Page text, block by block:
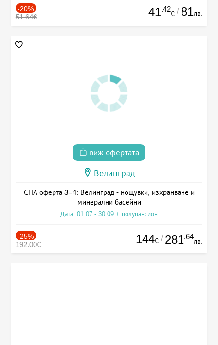
-20%
51.64€ 41.42
€ / 81лв.
виж офертата
Велинград
СПА оферта 3=4: Велинград - нощувки, изхранване и
минерални басейни
Дата: 01.07 - 30.09 + полупансион
-25%
192.00€ 144€ / 281.64
лв.